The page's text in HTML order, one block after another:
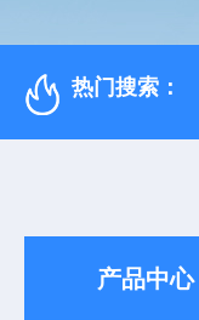
热门搜索：
产品中心